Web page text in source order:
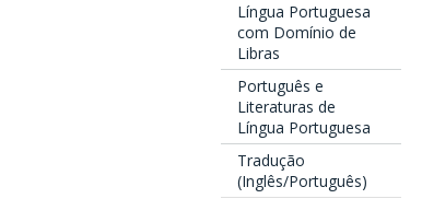
Língua Portuguesa
com Domínio de
Libras
Português e
Literaturas de
Língua Portuguesa
Tradução
(Inglês/Português)